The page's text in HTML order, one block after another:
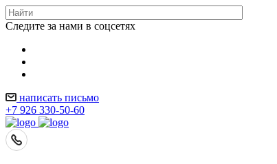
Следите за нами в соцсетях
написать письмо
+7 926 330-50-60